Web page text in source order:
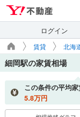
ログイン
賃貸 北海
細岡駅の家賃相場
この条件の平均
5.8万円